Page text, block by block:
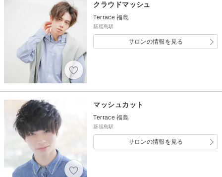
クラウドマッシュ
Terrace 福島
新福島駅
サロンの情報を見る
マッシュカット
Terrace 福島
新福島駅
サロンの情報を見る